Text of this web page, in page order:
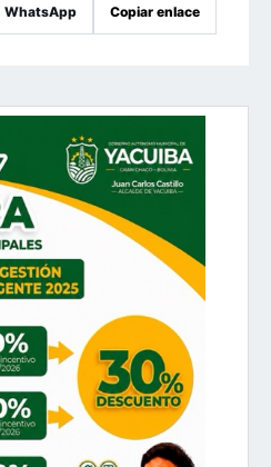
WhatsApp Copiar enlace